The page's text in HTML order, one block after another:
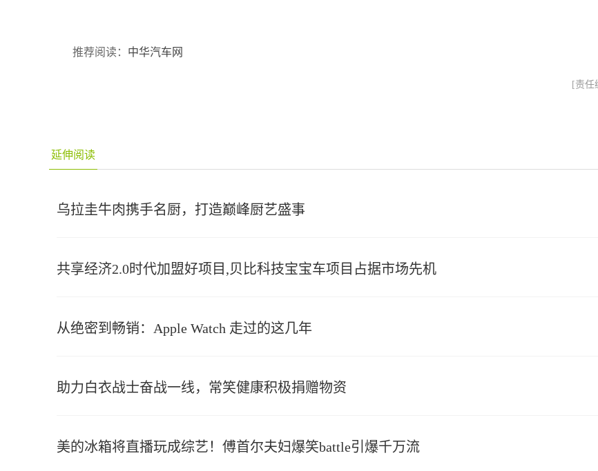
推荐阅读： 中华汽车网
[责任
延伸阅读
乌拉圭牛肉携手名厨，打造巅峰厨艺盛事
共享经济2.0时代加盟好项目,贝比科技宝宝车项目占据市场先机
从绝密到畅销：Apple Watch 走过的这几年
助力白衣战士奋战一线，常笑健康积极捐赠物资
美的冰箱将直播玩成综艺！傅首尔夫妇爆笑battle引爆千万流